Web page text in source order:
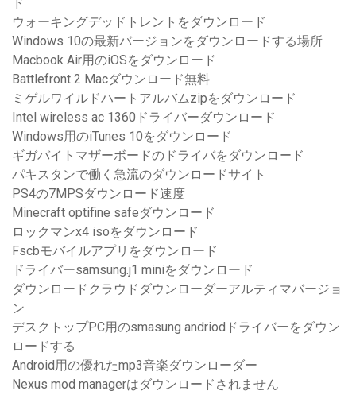
ド
ウォーキングデッドトレントをダウンロード
Windows 10の最新バージョンをダウンロードする場所
Macbook Air用のiOSをダウンロード
Battlefront 2 Macダウンロード無料
ミゲルワイルドハートアルバムzipをダウンロード
Intel wireless ac 1360ドライバーダウンロード
Windows用のiTunes 10をダウンロード
ギガバイトマザーボードのドライバをダウンロード
パキスタンで働く急流のダウンロードサイト
PS4の7MPSダウンロード速度
Minecraft optifine safeダウンロード
ロックマンx4 isoをダウンロード
Fscbモバイルアプリをダウンロード
ドライバーsamsung.j1 miniをダウンロード
ダウンロードクラウドダウンローダーアルティマバージョ
ン
デスクトップPC用のsmasung andriodドライバーをダウン
ロードする
Android用の優れたmp3音楽ダウンローダー
Nexus mod managerはダウンロードされません